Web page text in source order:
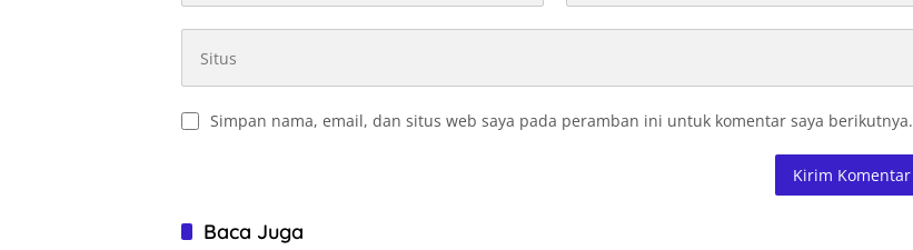
Simpan nama, email, dan situs web saya pada peramban ini untuk komentar saya berikutnya.
Baca Juga